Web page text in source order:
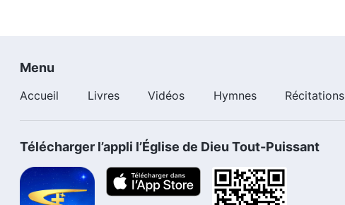
Menu
Accueil Livres Vidéos Hymnes Récitations
Télécharger l’appli l’Église de Dieu Tout-Puissant